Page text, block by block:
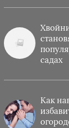
садах
Как